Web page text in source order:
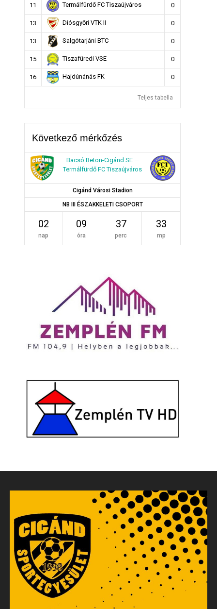
11 Termálfürdő FC Tiszaújváros 0
13 Diósgyőri VTK II 0
13 Salgótarjáni BTC 0
15 Tiszafüredi VSE 0
16 Hajdúnánás FK 0
Teljes tabella
Következő mérkőzés
Bacsó Beton-Cigánd SE —
Termálfürdő FC Tiszaújváros
Cigánd Városi Stadion
NB III ÉSZAKKELETI CSOPORT
02
nap
09
óra
37
perc
32
mp